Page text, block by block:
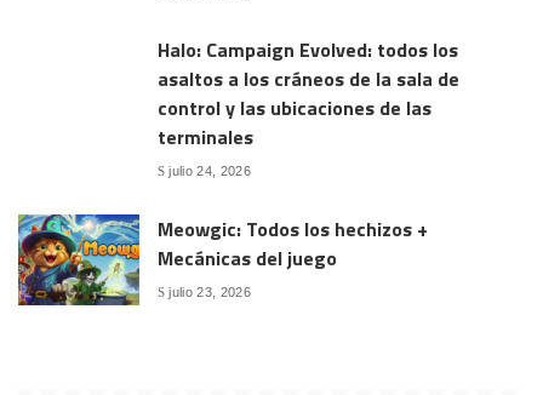
Halo: Campaign Evolved: todos los
asaltos a los cráneos de la sala de
control y las ubicaciones de las
terminales
julio 24, 2026
Meowgic: Todos los hechizos +
Mecánicas del juego
julio 23, 2026